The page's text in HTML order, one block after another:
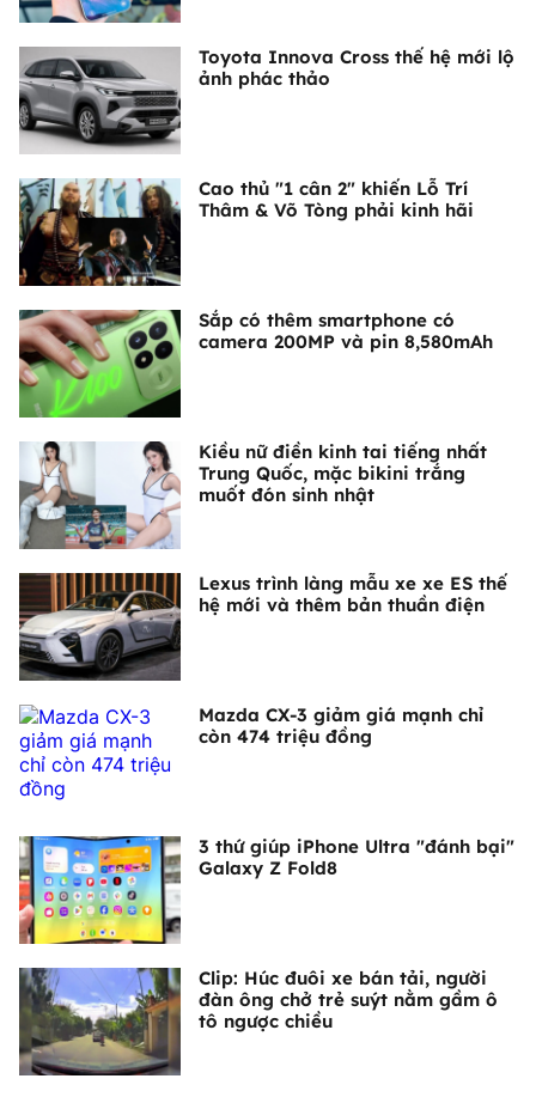
Toyota Innova Cross thế hệ mới lộ
ảnh phác thảo
Cao thủ "1 cân 2" khiến Lỗ Trí
Thâm & Võ Tòng phải kinh hãi
Sắp có thêm smartphone có
camera 200MP và pin 8,580mAh
Kiều nữ điền kinh tai tiếng nhất
Trung Quốc, mặc bikini trắng
muốt đón sinh nhật
Lexus trình làng mẫu xe xe ES thế
hệ mới và thêm bản thuần điện
Mazda CX-3 giảm giá mạnh chỉ
còn 474 triệu đồng
3 thứ giúp iPhone Ultra "đánh bại"
Galaxy Z Fold8
Clip: Húc đuôi xe bán tải, người
đàn ông chở trẻ suýt nằm gầm ô
tô ngược chiều